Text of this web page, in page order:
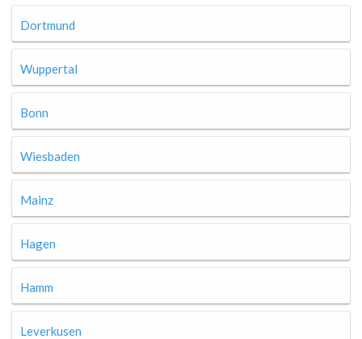
Dortmund
Wuppertal
Bonn
Wiesbaden
Mainz
Hagen
Hamm
Leverkusen